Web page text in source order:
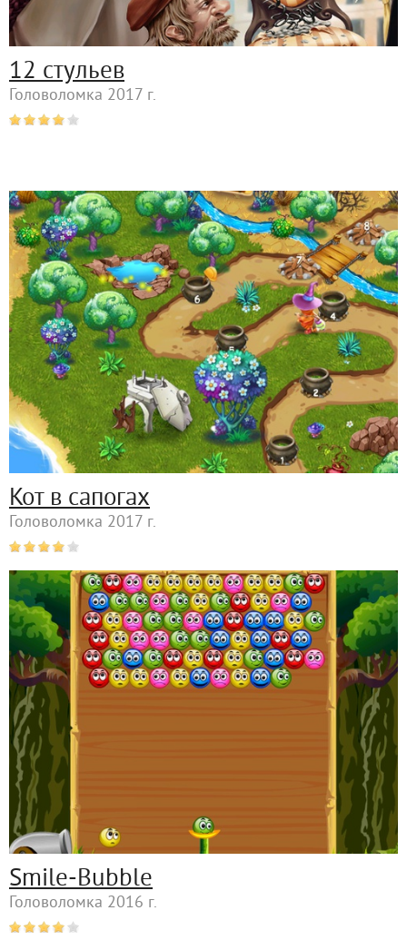
12 стульев
Головоломка 2017 г.
Кот в сапогах
Головоломка 2017 г.
Smile-Bubble
Головоломка 2016 г.